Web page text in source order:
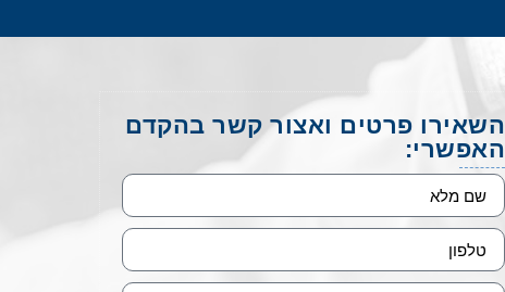
השאירו פרטים ואצור קשר בהקדם
האפשרי: